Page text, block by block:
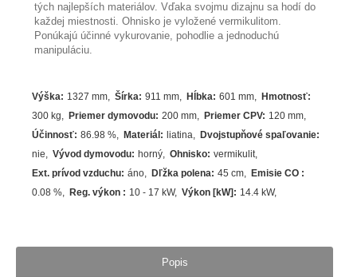
tých najlepších materiálov. Vďaka svojmu dizajnu sa hodí do
každej miestnosti. Ohnisko je vyložené vermikulitom.
Ponúkajú účinné vykurovanie, pohodlie a jednoduchú
manipuláciu.
Výška: 1327 mm Šírka: 911 mm Hĺbka: 601 mm Hmotnosť:
300 kg
Priemer dymovodu: 200 mm Priemer CPV: 120 mm
Účinnosť: 86.98% Materiál : liatina Dvojstupňové spaľovanie:
nie
Vývod dymovodu: horný Ohnisko: vermikulit
Ext. prívod vzduchu: áno Dľžka polena: 45 cm Emisie CO :
0.08 %
Reg. výkon : 10 - 17 kW Výkon [kW] : 14.4 kW
Popis